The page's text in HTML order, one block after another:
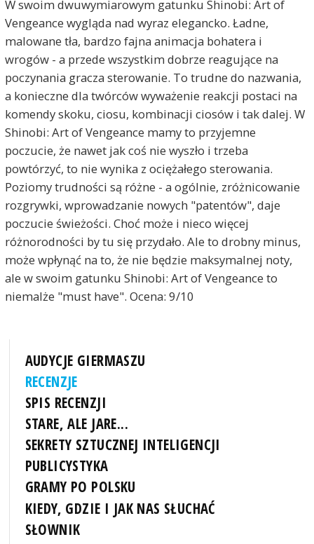
W swoim dwuwymiarowym gatunku Shinobi: Art of
Vengeance wygląda nad wyraz elegancko. Ładne,
malowane tła, bardzo fajna animacja bohatera i
wrogów - a przede wszystkim dobrze reagujące na
poczynania gracza sterowanie. To trudne do nazwania,
a konieczne dla twórców wyważenie reakcji postaci na
komendy skoku, ciosu, kombinacji ciosów i tak dalej. W
Shinobi: Art of Vengeance mamy to przyjemne
poczucie, że nawet jak coś nie wyszło i trzeba
powtórzyć, to nie wynika z ociężałego sterowania.
Poziomy trudności są różne - a ogólnie, zróżnicowanie
rozgrywki, wprowadzanie nowych "patentów", daje
poczucie świeżości. Choć może i nieco więcej
różnorodności by tu się przydało. Ale to drobny minus,
może wpłynąć na to, że nie będzie maksymalnej noty,
ale w swoim gatunku Shinobi: Art of Vengeance to
niemalże "must have". Ocena: 9/10
AUDYCJE GIERMASZU
RECENZJE
SPIS RECENZJI
STARE, ALE JARE...
SEKRETY SZTUCZNEJ INTELIGENCJI
PUBLICYSTYKA
GRAMY PO POLSKU
KIEDY, GDZIE I JAK NAS SŁUCHAĆ
SŁOWNIK